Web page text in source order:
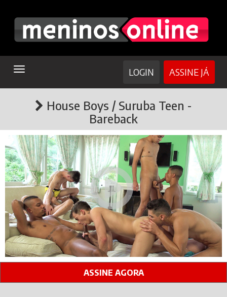
TOGGLE
ASSINE JÁ
LOGIN
House Boys / Suruba Teen -
Bareback
ASSINE AGORA